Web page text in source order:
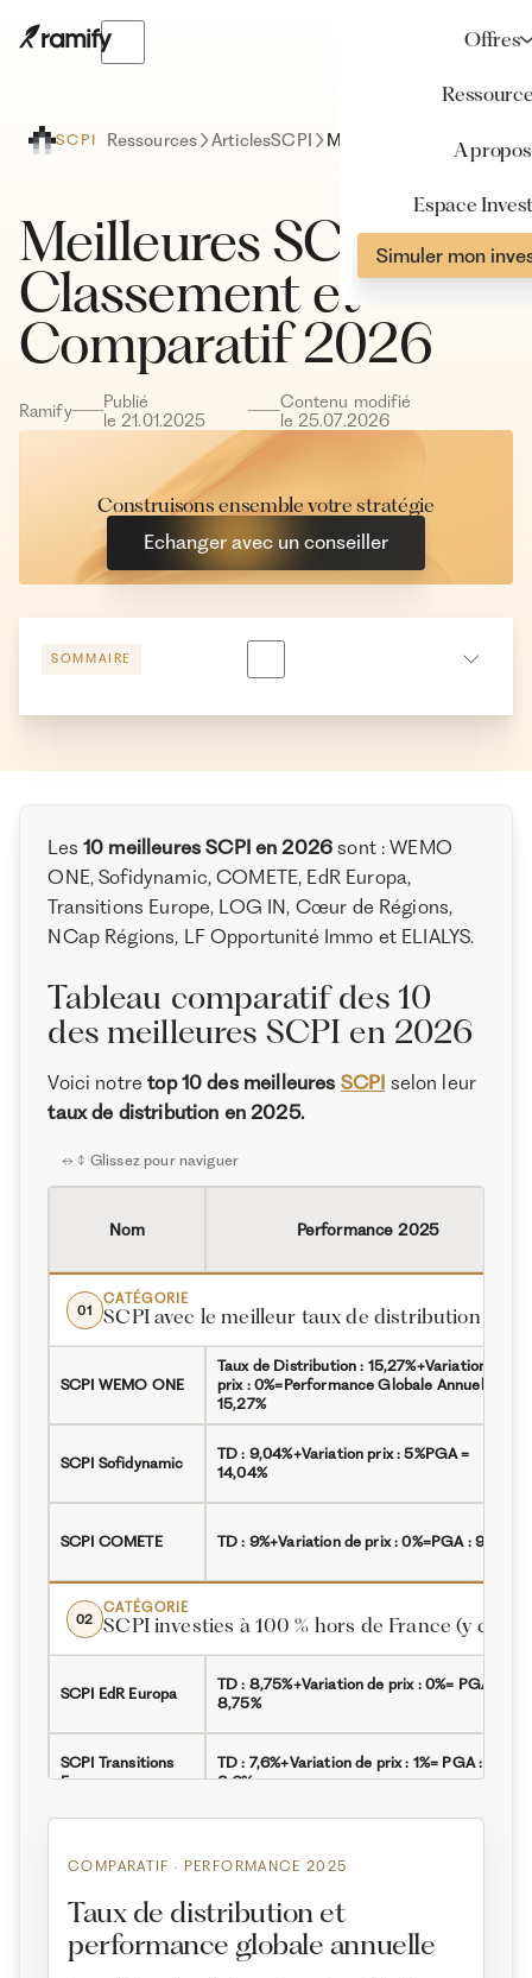
Offres
A propos
Espace
Simuler mon
SCPI Ressources ArticlesSCPI
Meilleures SCPI :
Classement et
Comparatif 2026
Ramify
Publié
le21.01.2025
Contenu modifié
le 25.07.2026
Construisons ensemble votre stratégie
Echanger avec un conseiller
SOMMAIRE
Les meilleures SCPI diversifiées (selon leur taux de
distribution)
Les meilleures SCPI à prépondérance de bureaux
Les meilleures SCPI de commerce (selon leur taux de
distribution)
La meilleure SCPI résidentielle
Les meilleures SCPI de logistique et de locaux
Les meilleures SCPI santé (selon leur taux de
distribution)
Les meilleures SCPI en démembrement (selon leur
clé de répartition)
Nos critères pour sélectionner les meilleures SCPI
Tableau récapitulatif du classement des meilleures
SCPI du marché
À propos de Ramify
Ramify est l’alternative digitale à la banque privée.
expertise patrimoniale, technologie et sélection
rigoureuse des meilleurs produits du marché, dans
Les 10 meilleures SCPI en 2026 sont : WEMO
ONE, Sofidynamic, COMETE, EdR Europa,
Transitions Europe, LOG IN, Cœur de Régions,
NCap Régions, LF Opportunité Immo et ELIALYS.
Tableau comparatif des 10
des meilleures SCPI en 2026
Voici notretop 10 des meilleures SCPI selon leur
taux de distribution en 2025.
Nom Performance 2025
01
CATÉGORIE
SCPI avec le meilleur taux de distribution
SCPI WEMO ONE
Taux de Distribution : 15,27%+Variation de
prix : 0%=Performance Globale Annuelle :
15,27%
SCPI Sofidynamic
TD : 9,04%+Variation prix : 5%PGA =
14,04%
SCPI COMETE TD : 9%+Variation de prix : 0%=PGA : 9%
02
CATÉGORIE
SCPI investies à 100 % hors de France (y
SCPI EdR Europa
TD : 8,75%+Variation de prix : 0%= PGA :
8,75%
SCPI Transitions
Europe
TD : 7,6%+Variation de prix : 1%= PGA :
8,6%
8,21%
SCPI Cœur de
Régions
TD : 6,2% Variation de prix : 0%
COMPARATIF · PERFORMANCE 2025
Taux de distribution et
performance globale annuelle